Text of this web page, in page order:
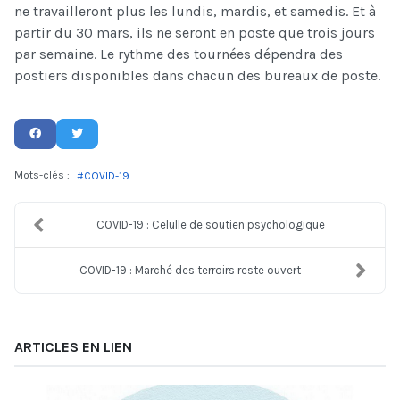
ne travailleront plus les lundis, mardis, et samedis. Et à
partir du 30 mars, ils ne seront en poste que trois jours
par semaine. Le rythme des tournées dépendra des
postiers disponibles dans chacun des bureaux de poste.
Mots-clés : COVID-19
COVID-19 : Celulle de soutien psychologique
COVID-19 : Marché des terroirs reste ouvert
ARTICLES EN LIEN